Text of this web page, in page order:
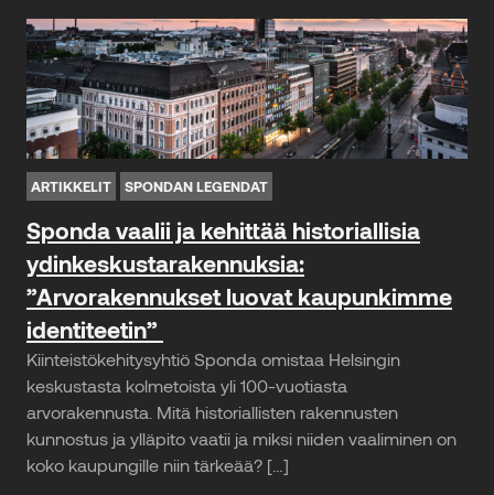
ARTIKKELIT SPONDAN LEGENDAT
Sponda vaalii ja kehittää historiallisia
ydinkeskustarakennuksia:
”Arvorakennukset luovat kaupunkimme
identiteetin”
Kiinteistökehitysyhtiö Sponda omistaa Helsingin
keskustasta kolmetoista yli 100-vuotiasta
arvorakennusta. Mitä historiallisten rakennusten
kunnostus ja ylläpito vaatii ja miksi niiden vaaliminen on
koko kaupungille niin tärkeää? […]